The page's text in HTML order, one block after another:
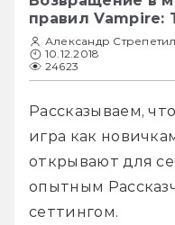
правил Vampire:
Александр
10.12.2018
24623
Рассказываем,
игра как
открывают для
опытным
сеттингом.